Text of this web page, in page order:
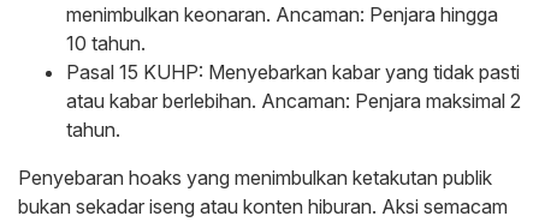
menimbulkan keonaran. Ancaman: Penjara hingga
10 tahun.
Pasal 15 KUHP: Menyebarkan kabar yang tidak pasti
atau kabar berlebihan. Ancaman: Penjara maksimal 2
tahun.
Penyebaran hoaks yang menimbulkan ketakutan publik
bukan sekadar iseng atau konten hiburan. Aksi semacam